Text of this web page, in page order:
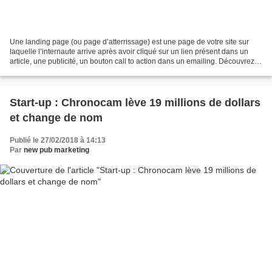
Une landing page (ou page d’atterrissage) est une page de votre site sur
laquelle l’internaute arrive après avoir cliqué sur un lien présent dans un
article, une publicité, un bouton call to action dans un emailing. Découvrez
Start-up : Chronocam lève 19 millions de dollars
et change de nom
Publié le 27/02/2018 à 14:13
Par new pub marketing